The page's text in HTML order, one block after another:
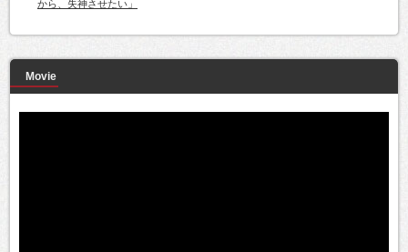
から、失神させたい」
Movie